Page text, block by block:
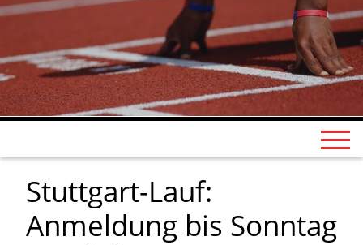
Stuttgart-Lauf:
Anmeldung bis Sonntag